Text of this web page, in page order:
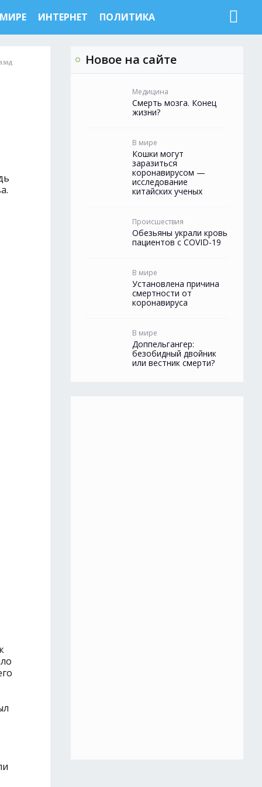
ИНТЕРНЕТ ПОЛИТИКА
Новое на сайте
Медицина
Смерть мозга. Конец
жизни?
В мире
Кошки могут
заразиться
коронавирусом —
исследование
китайских ученых
Происшествия
Обезьяны украли кровь
пациентов с COVID-19
В мире
Установлена причина
смертности от
коронавируса
В мире
Доппельгангер:
безобидный двойник
или вестник смерти?